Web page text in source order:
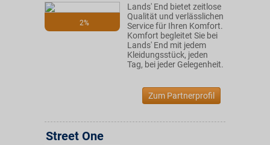
2%
Lands' End bietet zeitlose
Qualität und verlässlichen
Service für Ihren Komfort.
Komfort begleitet Sie bei
Lands' End mit jedem
Kleidungsstück, jeden
Tag, bei jeder Gelegenheit.
Zum Partnerprofil
Street One